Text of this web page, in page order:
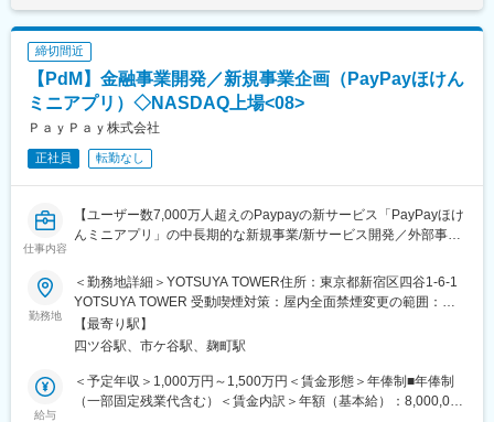
ます。
※経験したことがない業務などご不安なことは、面接で詳しくお話
しさせていただきます。
変更の範囲：会社の定める業務
整備、根拠整理、レビュー対応など、正確性が求められるドキュ
メンテーションにも携わっていただきます。
・若手メンバーの育成／OJTやナレッジの標準化・型化にも取り
組み、推進体制そのものの強化にも貢献いただく想定です。
（1）最長15日の入社研修
（2）案件参画までの準備
・入社後研修後～参画プロジェクトの決定までは、e-learningによ
（3）お客様先へ配属
・社内面談、お客様面談を通して案件への配属が決定されます。
■期待すること：
ネジメント指導やナレッジとして残るようなドキュメンテーショ
ンを期待します。
じて上下する可能性があります。月給(月額)は固定手当を含めた表
記です。
締切間近
【PdM】金融事業開発／新規事業企画（PayPayほけん
ミニアプリ）◇NASDAQ上場<08>
ＰａｙＰａｙ株式会社
正社員 転勤なし
仕事内容
【ユーザー数7,000万人超えのPaypayの新サービス「PayPayほけ
んミニアプリ」の中長期的な新規事業/新サービス開発／外部事業
◇本ポジションの魅力◇
◎チャレンジと失敗を推奨する会社風土の中で、様々な0→1の事
業開発を経験できる
◎7200万人を超えるユーザーに対してサービスを届けることがで
き、自身の仕事で世の中にインパクトを与えられる
◎他部門（プロダクト開発、マーケティングなど）との連携によ
勤務地
＜勤務地詳細＞YOTSUYA TOWER住所：東京都新宿区四谷1-6-1
YOTSUYA TOWER 受動喫煙対策：屋内全面禁煙変更の範囲：会
社の定める事業所（リモートワーク含む）
【最寄り駅】
四ツ谷駅、市ケ谷駅、麹町駅
給与
＜予定年収＞1,000万円～1,500万円＜賃金形態＞年俸制■年俸制
（一部固定残業代含む）＜賃金内訳＞年額（基本給）：8,000,000